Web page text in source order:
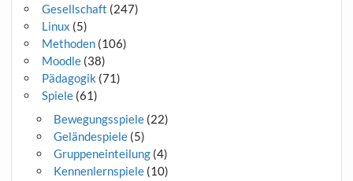
Gesellschaft (247)
Linux (5)
Methoden(106)
Moodle(38)
Pädagogik (71)
Spiele(61)
Bewegungsspiele(22)
Geländespiele(5)
Gruppeneinteilung(4)
Kennenlernspiele(10)